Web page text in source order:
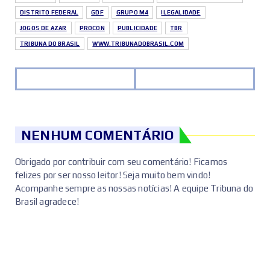
DISTRITO FEDERAL GDF GRUPO M4 ILEGALIDADE
JOGOS DE AZAR PROCON PUBLICIDADE TBR
TRIBUNA DO BRASIL WWW.TRIBUNADOBRASIL.COM
NENHUM COMENTÁRIO
Obrigado por contribuir com seu comentário! Ficamos
felizes por ser nosso leitor! Seja muito bem vindo!
Acompanhe sempre as nossas notícias! A equipe Tribuna do
Brasil agradece!